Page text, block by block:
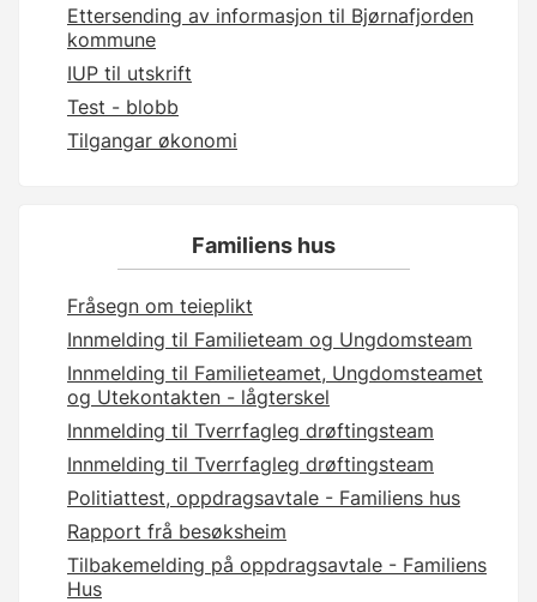
Ettersending av informasjon til Bjørnafjorden
kommune
IUP til utskrift
Test - blobb
Tilgangar økonomi
Familiens hus
Fråsegn om teieplikt
Innmelding til Familieteam og Ungdomsteam
Innmelding til Familieteamet, Ungdomsteamet
og Utekontakten - lågterskel
Innmelding til Tverrfagleg drøftingsteam
Innmelding til Tverrfagleg drøftingsteam
Politiattest, oppdragsavtale - Familiens hus
Rapport frå besøksheim
Tilbakemelding på oppdragsavtale - Familiens
Hus